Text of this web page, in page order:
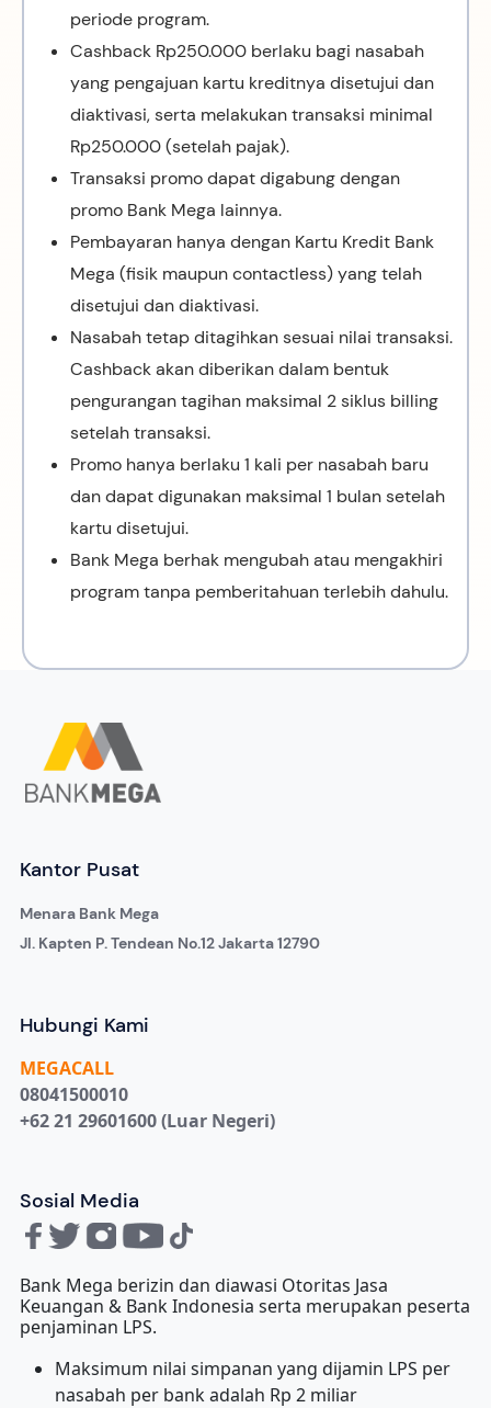
periode program.
Cashback Rp250.000 berlaku bagi nasabah
yang pengajuan kartu kreditnya disetujui dan
diaktivasi, serta melakukan transaksi minimal
Rp250.000 (setelah pajak).
Transaksi promo dapat digabung dengan
promo Bank Mega lainnya.
Pembayaran hanya dengan Kartu Kredit Bank
Mega (fisik maupun contactless) yang telah
disetujui dan diaktivasi.
Nasabah tetap ditagihkan sesuai nilai transaksi.
Cashback akan diberikan dalam bentuk
pengurangan tagihan maksimal 2 siklus billing
setelah transaksi.
Promo hanya berlaku 1 kali per nasabah baru
dan dapat digunakan maksimal 1 bulan setelah
kartu disetujui.
Bank Mega berhak mengubah atau mengakhiri
program tanpa pemberitahuan terlebih dahulu.
Kantor Pusat
Menara Bank Mega
Jl. Kapten P. Tendean No.12 Jakarta 12790
Hubungi Kami
MEGACALL
08041500010
+62 21 29601600 (Luar Negeri)
Sosial Media
Bank Mega berizin dan diawasi Otoritas Jasa
Keuangan & Bank Indonesia serta merupakan peserta
penjaminan LPS.
Maksimum nilai simpanan yang dijamin LPS per
nasabah per bank adalah Rp 2 miliar